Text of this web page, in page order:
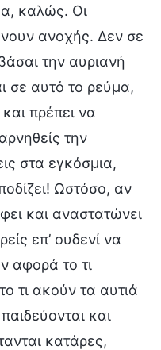
καλώς. Οι
ανοχής. Δεν σε
την αυριανή
σε αυτό το ρεύμα,
πρέπει να
την
στα εγκόσμια,
Ωστόσο, αν
και αναστατώνει
επ’ ουδενί να
αφορά το τι
τι ακούν τα αυτιά
και
κατάρες,